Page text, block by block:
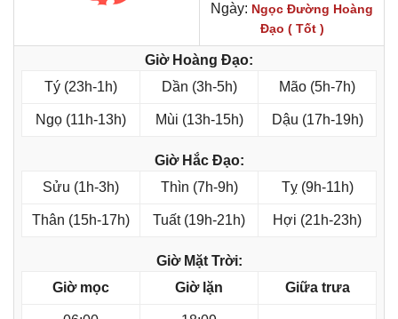
Ngày: Ngọc Đường Hoàng
Đạo ( Tốt )
Giờ Hoàng Đạo:
Tý (23h-1h)
Dần (3h-5h) Mão (5h-7h)
Ngọ (11h-13h) Mùi (13h-15h) Dậu (17h-19h)
Giờ Hắc Đạo:
Sửu (1h-3h)
Thìn (7h-9h) Tỵ (9h-11h)
Thân (15h-17h) Tuất (19h-21h) Hợi (21h-23h)
Giờ Mặt Trời:
Giờ mọc
Giờ lặn Giữa trưa